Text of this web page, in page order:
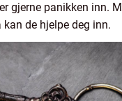
gjerne panikken inn.
de hjelpe deg inn.